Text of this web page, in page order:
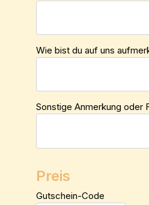
Wie bist du auf uns
Sonstige Anmerkung oder
Preis
Gutschein-Code